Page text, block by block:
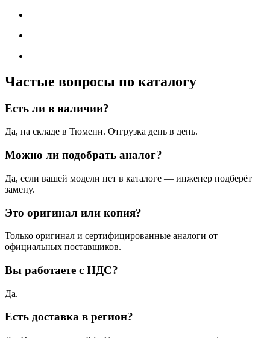
Частые вопросы по каталогу
Есть ли в наличии?
Да, на складе в Тюмени. Отгрузка день в день.
Можно ли подобрать аналог?
Да, если вашей модели нет в каталоге — инженер подберёт
замену.
Это оригинал или копия?
Только оригинал и сертифицированные аналоги от
официальных поставщиков.
Вы работаете с НДС?
Да.
Есть доставка в регион?